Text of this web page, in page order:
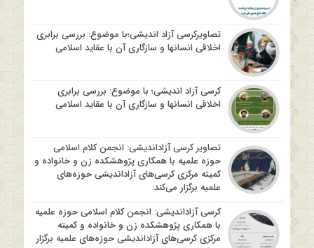
تصاویرکرسی آزاد اندیشی؛با موضوع: بررسی برابری
اخلاقی انسانها و سازگاری آن با عقاید اسلامی
کرسی آزاد اندیشی؛ با موضوع: بررسی برابری
اخلاقی انسانها و سازگاری آن با عقاید اسلامی
تصاویر کرسی آزاداندیشی: انجمن کلام اسلامی
حوزه علمیه با همکاری پژوهشکده زن و خانواده و
کمیته مرکزی کرسی‌های آزاداندیشی حوزه‌های
علمیه برگزار می‌کند:
کرسی آزاداندیشی: انجمن کلام اسلامی حوزه علمیه
با همکاری پژوهشکده زن و خانواده و کمیته
مرکزی کرسی‌های آزاداندیشی حوزه‌های علمیه برگزار